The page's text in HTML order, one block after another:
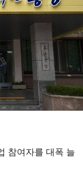
참여자를 대폭 늘